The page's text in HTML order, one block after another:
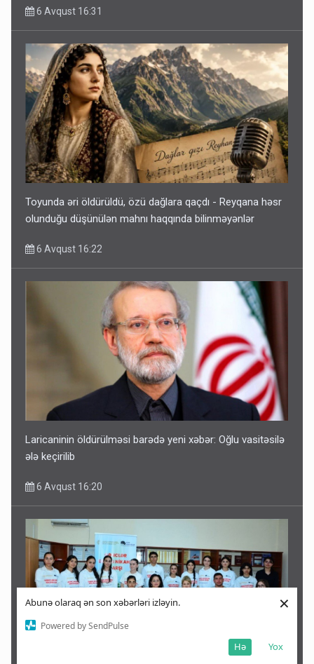
Abunə olaraq ən son xəbərləri izləyin.
Powered by SendPulse
Yox
Hə
×
6 Avqust 16:31
Toyunda əri öldürüldü, özü dağlara qaçdı - Reyqana həsr
olunduğu düşünülən mahnı haqqında bilinməyənlər
6 Avqust 16:22
Laricaninin öldürülməsi barədə yeni xəbər: Oğlu vasitəsilə
ələ keçirilib
6 Avqust 16:20